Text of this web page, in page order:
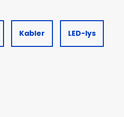
Kabler LED-lys